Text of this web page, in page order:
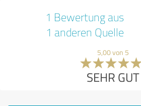
1 Bewertung aus
1 anderen Quelle
5,00 von 5
SEHR GUT